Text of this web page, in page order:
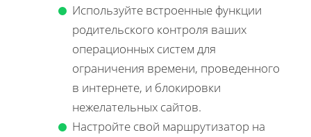
Используйте встроенные функции
родительского контроля ваших
операционных систем для
ограничения времени, проведенного
в интернете, и блокировки
нежелательных сайтов.
Настройте свой маршрутизатор на